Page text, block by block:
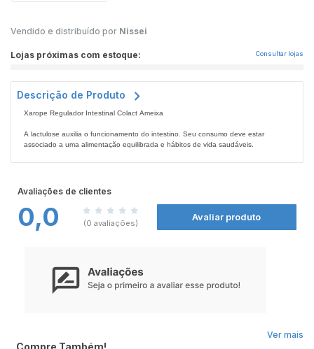
Vendido e distribuído por Nissei
Lojas próximas com estoque: Consultar lojas
Descrição de Produto
Xarope Regulador Intestinal Colact Ameixa
A lactulose auxilia o funcionamento do intestino. Seu consumo deve estar
associado a uma alimentação equilibrada e hábitos de vida saudáveis.
Modo de Usar:
Avaliações de clientes
0,0 (0 avaliações)
Avaliar produto
Ver mais
Compre Também!